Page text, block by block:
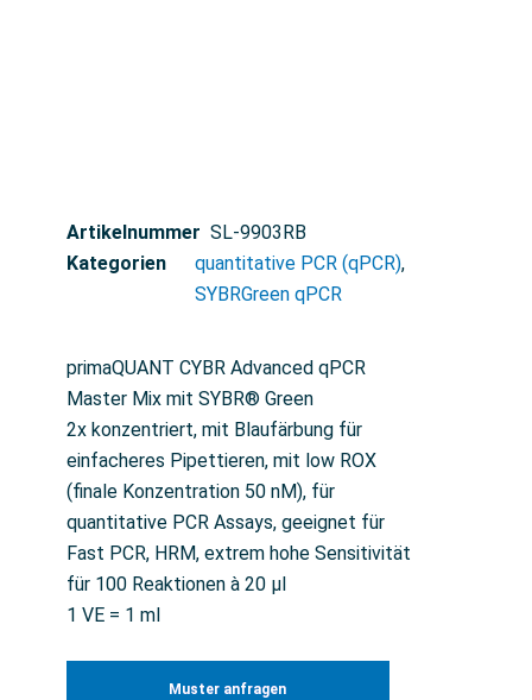
Artikelnummer SL-9903RB
Kategorien
quantitative PCR (qPCR),
SYBRGreen qPCR
primaQUANT CYBR Advanced qPCR
Master Mix mit SYBR® Green
2x konzentriert, mit Blaufärbung für
einfacheres Pipettieren, mit low ROX
(finale Konzentration 50 nM), für
quantitative PCR Assays, geeignet für
Fast PCR, HRM, extrem hohe Sensitivität
für 100 Reaktionen à 20 µl
1 VE = 1 ml
Muster anfragen